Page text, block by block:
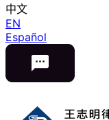
中文
EN
Español